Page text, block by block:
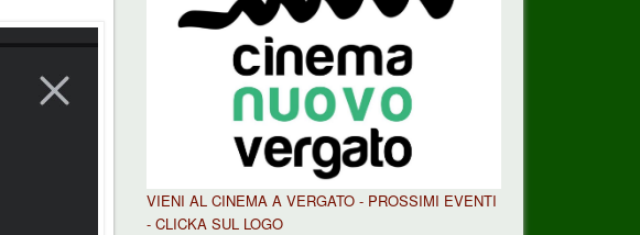
VIENI AL CINEMA A VERGATO - PROSSIMI EVENTI
- CLICKA SUL LOGO